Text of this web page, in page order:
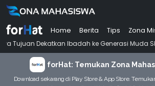
Home Berita Tips Zona
Ibadah ke Generasi Muda Skenu Bikin
forHat: Temukan Zona
Download sekarang di Play Store & App Store.